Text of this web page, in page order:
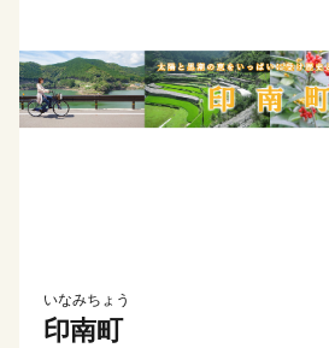
いなみちょう
印南町